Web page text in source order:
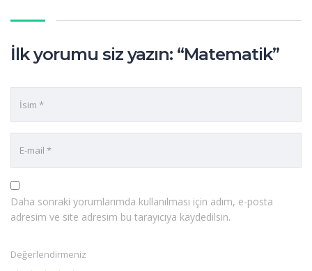
İlk yorumu siz yazın: “Matematik”
Daha sonraki yorumlarımda kullanılması için adım, e-posta
adresim ve site adresim bu tarayıcıya kaydedilsin.
Değerlendirmeniz